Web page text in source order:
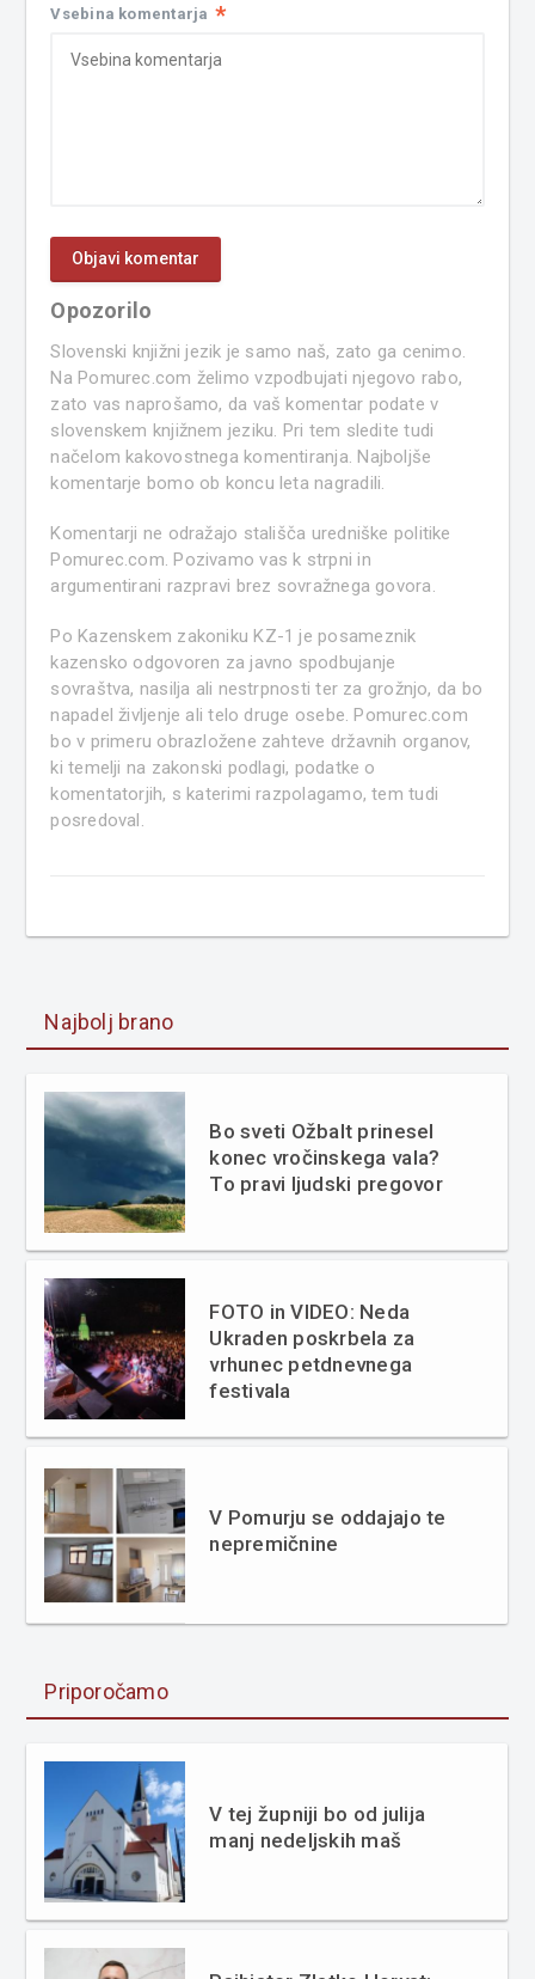
Vsebina komentarja *
Opozorilo
Slovenski knjižni jezik je samo naš, zato ga cenimo.
Na Pomurec.com želimo vzpodbujati njegovo rabo,
zato vas naprošamo, da vaš komentar podate v
slovenskem knjižnem jeziku. Pri tem sledite tudi
načelom kakovostnega komentiranja. Najboljše
komentarje bomo ob koncu leta nagradili.
Komentarji ne odražajo stališča uredniške politike
Pomurec.com. Pozivamo vas k strpni in
argumentirani razpravi brez sovražnega govora.
Po Kazenskem zakoniku KZ-1 je posameznik
kazensko odgovoren za javno spodbujanje
sovraštva, nasilja ali nestrpnosti ter za grožnjo, da bo
napadel življenje ali telo druge osebe. Pomurec.com
bo v primeru obrazložene zahteve državnih organov,
ki temelji na zakonski podlagi, podatke o
komentatorjih, s katerimi razpolagamo, tem tudi
posredoval.
Najbolj brano
Bo sveti Ožbalt prinesel
konec vročinskega vala?
To pravi ljudski pregovor
FOTO in VIDEO: Neda
Ukraden poskrbela za
vrhunec petdnevnega
festivala
V Pomurju se oddajajo te
nepremičnine
Priporočamo
V tej župniji bo od julija
manj nedeljskih maš